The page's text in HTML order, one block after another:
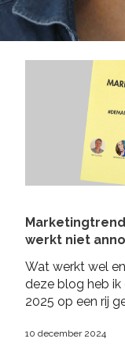
werkt niet anno
Wat werkt wel
deze blog heb
2025 op een rij
10 december 2024